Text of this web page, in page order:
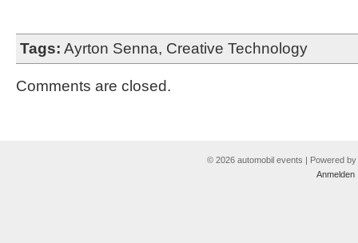
Tags: Ayrton Senna, Creative Technology
Comments are closed.
© 2026 automobil events | Powered by
Anmelden|